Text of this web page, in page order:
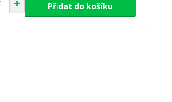
Přidat do košíku